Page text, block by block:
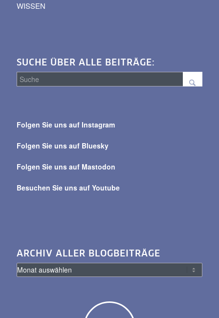
WISSEN
SUCHE ÜBER ALLE BEITRÄGE:
alle
Folgen Sie uns auf Instagram
Folgen Sie uns auf Bluesky
Folgen Sie uns auf Mastodon
Besuchen Sie uns auf Youtube
ARCHIV ALLER BLOGBEITRÄGE